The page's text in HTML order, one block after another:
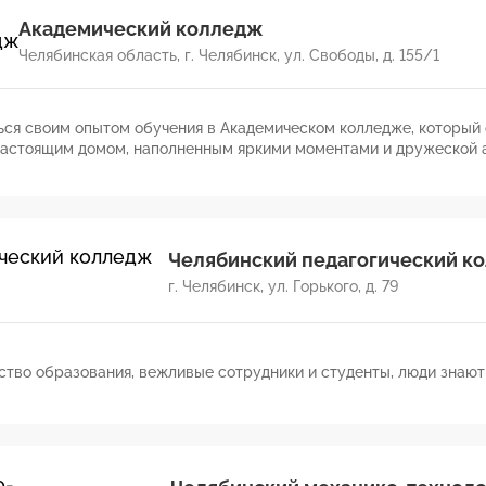
Академический колледж
Челябинская область, г. Челябинск, ул. Свободы, д. 155/1
своим опытом обучения в Академическом колледже,
домом, наполненным яркими моментами и дружеской атмосферой.
то интересное. Колледж стал местом, где я смог раскрыть свои
хочу выразить преподавателям за их терпение, поддержку и
незабываемым и вдохновили на дальнейшие свершения! С гордостью могу сказать, что выбрала
Челябинский педагогический
г. Челябинск, ул. Горького, д. 79
образования, вежливые сотрудники и студенты, люди